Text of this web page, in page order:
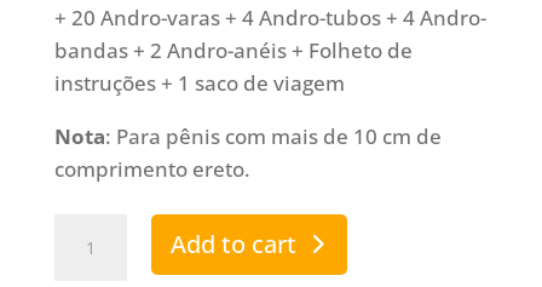
+ 20 Andro-varas + 4 Andro-tubos + 4 Andro-
bandas + 2 Andro-anéis + Folheto de
instruções + 1 saco de viagem
Nota: Para pênis com mais de 10 cm de
comprimento ereto.
Andropeyronie
quantity
Add to cart